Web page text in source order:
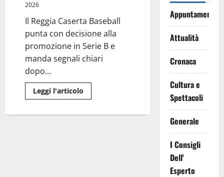
2026
Il Reggia Caserta Baseball
punta con decisione alla
promozione in Serie B e
manda segnali chiari
dopo...
Leggi l'articolo
di
VIDEO.
Appuntamenti
Attualità
Cronaca
Cultura e
Spettacoli
Generale
I Consigli
Dell'
Esperto